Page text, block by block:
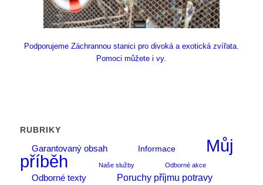
Podporujeme Záchrannou stanici pro divoká a exotická zvířata.
Pomoci můžete i vy.
RUBRIKY
Garantovaný obsah
Informace
Můj
příběh
Naše služby Odborné akce
Odborné texty Poruchy příjmu potravy